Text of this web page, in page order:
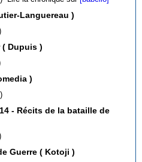
Languereau )
Dupuis )
( Cliomedia )
)
- Récits de la bataille de
Guerre ( Kotoji )